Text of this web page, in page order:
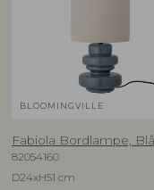
BLOOMINGVILLE
Fabiola Bordlampe,
82054160
D24xH51 cm